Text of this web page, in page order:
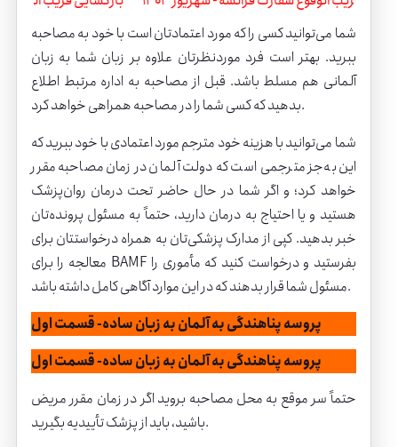
شما می‌توانید کسی را که مورد اعتمادتان است با خود به مصاحبه
ببرید. بهتر است فرد موردنظرتان علاوه بر زبان شما به زبان
آلمانی هم مسلط باشد. قبل از مصاحبه به اداره مرتبط اطلاع
بدهید که کسی شما را در مصاحبه همراهی خواهد کرد.
شما می‌توانید با هزینه خود مترجم مورد اعتمادی با خود ببرید که
این به‌جز مترجمی است که دولت آلمان در زمان مصاحبه مقرر
خواهد کرد؛ و اگر شما در حال حاضر تحت درمان روان‌پزشک
هستید و یا احتیاج به درمان دارید، حتماً به مسئول پرونده‌تان
خبر بدهید. کپی از مدارک پزشکی‌تان به همراه درخواستتان برای
معالجه را برای BAMF بفرستید و درخواست کنید که مأموری را
مسئول شما قرار بدهند که در این موارد آگاهی کامل داشته باشد.
پروسه پناهندگی به آلمان به زبان ساده- قسمت اول
پروسه پناهندگی به آلمان به زبان ساده- قسمت اول
حتماً سر موقع به محل مصاحبه بروید اگر در زمان مقرر مریض
باشید، باید از پزشک تأییدیه بگیرید.